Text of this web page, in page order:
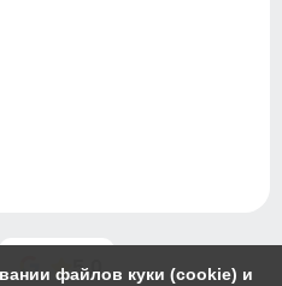
файлов куки (cookie) и
5.0